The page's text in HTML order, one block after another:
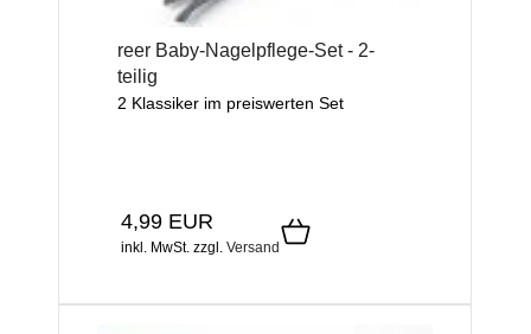
reer Baby-Nagelpflege-Set - 2-
teilig
2 Klassiker im preiswerten Set
4,99 EUR
inkl. MwSt. zzgl. Versand